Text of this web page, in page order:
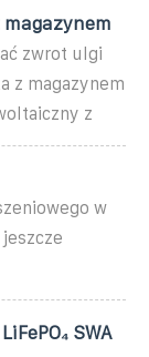
zwrot ulgi
z magazynem
z
w
SWA